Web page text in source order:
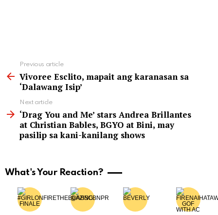
more
Previous article
Vivoree Esclito, mapait ang karanasan sa
‘Dalawang Isip’
Next article
‘Drag You and Me’ stars Andrea Brillantes
at Christian Bables, BGYO at Bini, may
pasilip sa kani-kanilang shows
What's Your Reaction?